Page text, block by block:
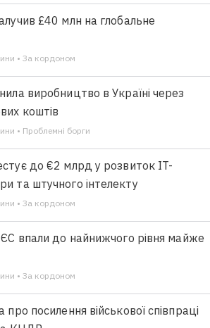
£40 млн на глобальне
• За кордоном
виробництво в Україні через
коштів
• Проблемні борги
до €2 млрд у розвиток IT-
та штучного інтелекту
• За кордоном
ЄС впали до найнижчого рівня майже
• За кордоном
про посилення військової співпраці